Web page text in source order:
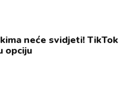
neće svidjeti! TikTok
opciju